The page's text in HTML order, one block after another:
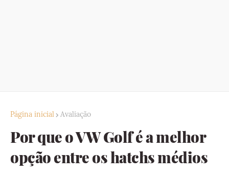
Página inicial Avaliação
Por que o VW Golf é a melhor
opção entre os hatchs médios